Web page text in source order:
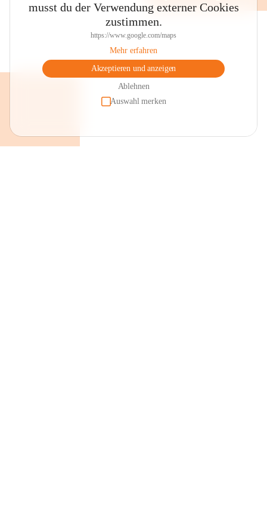
musst du der Verwendung externer Cookies
zustimmen.
https://www.google.com/maps
Mehr erfahren
Akzeptieren und anzeigen
Ablehnen
Auswahl merken